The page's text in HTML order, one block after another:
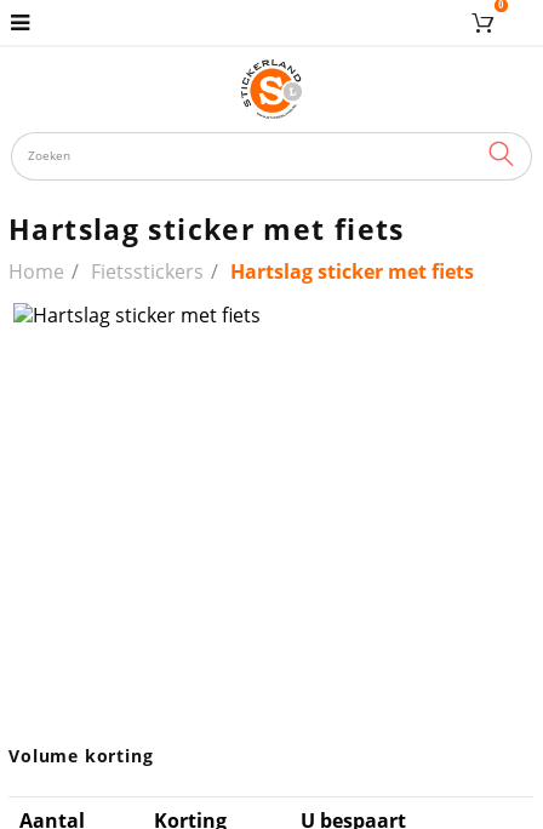
0
Hartslag sticker met fiets
Home Fietsstickers Hartslag sticker met fiets
Volume korting
Aantal Korting
U bespaart